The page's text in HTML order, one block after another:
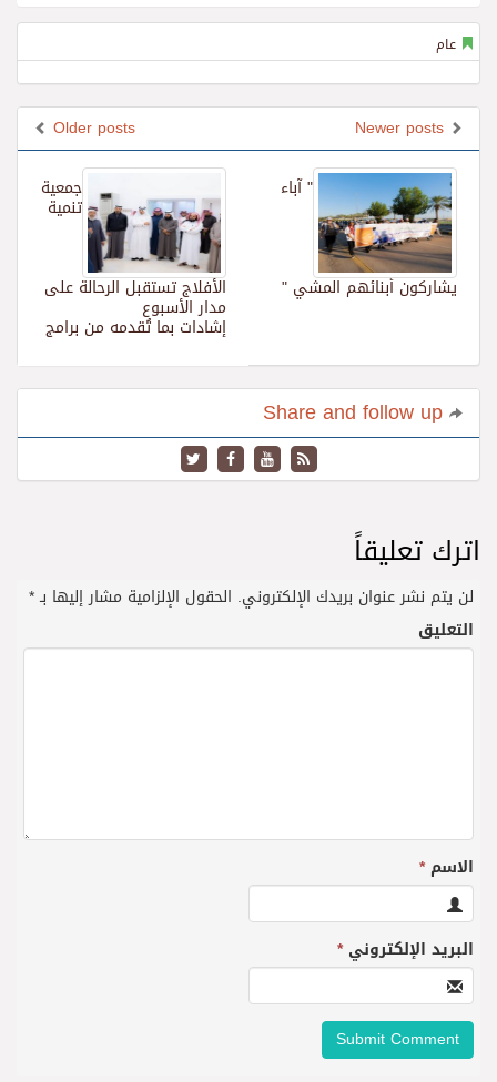
عام
Older posts
جمعية
تنمية
الأفلاج تستقبل الرحالة على
مدار الأسبوع
إشادات بما تُقدمه من برامج
" آباء
يشاركون أبنائهم المشي "
اترك تعليقاً
لن يتم نشر عنوان بريدك الإلكتروني. الحقول الإلزامية مشار إليها بـ*
التعليق
الاسم*
البريد الإلكتروني*